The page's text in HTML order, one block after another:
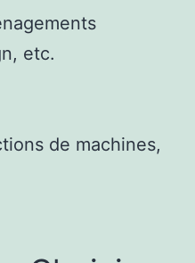
etc.
de machines,